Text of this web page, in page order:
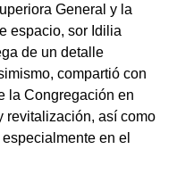
General y la
espacio, sor Idilia
de un detalle
compartió con
la Congregación en
revitalización, así como
en el